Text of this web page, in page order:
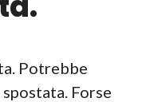
Potrebbe
Forse